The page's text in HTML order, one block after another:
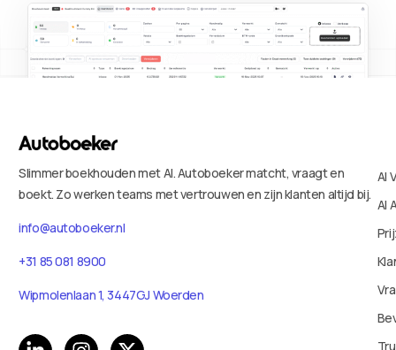
Slimmer boekhouden met AI. Autoboeker matcht, vraagt en
boekt. Zo werken teams met vertrouwen en zijn klanten altijd bij.
info@autoboeker.nl
+31 85 081 8900
Wipmolenlaan 1, 3447GJ Woerden
AI
AI